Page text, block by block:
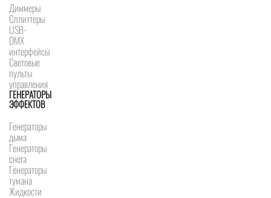
Диммеры
Сплиттеры
USB-
DMX
интерфейсы
Световые
пульты
управления
ГЕНЕРАТОРЫ
ЭФФЕКТОВ
Генераторы
дыма
Генераторы
снега
Генераторы
тумана
Жидкости